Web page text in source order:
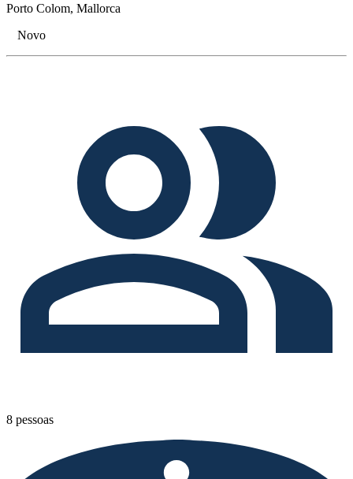
Porto Colom, Mallorca
Novo
8 pessoas